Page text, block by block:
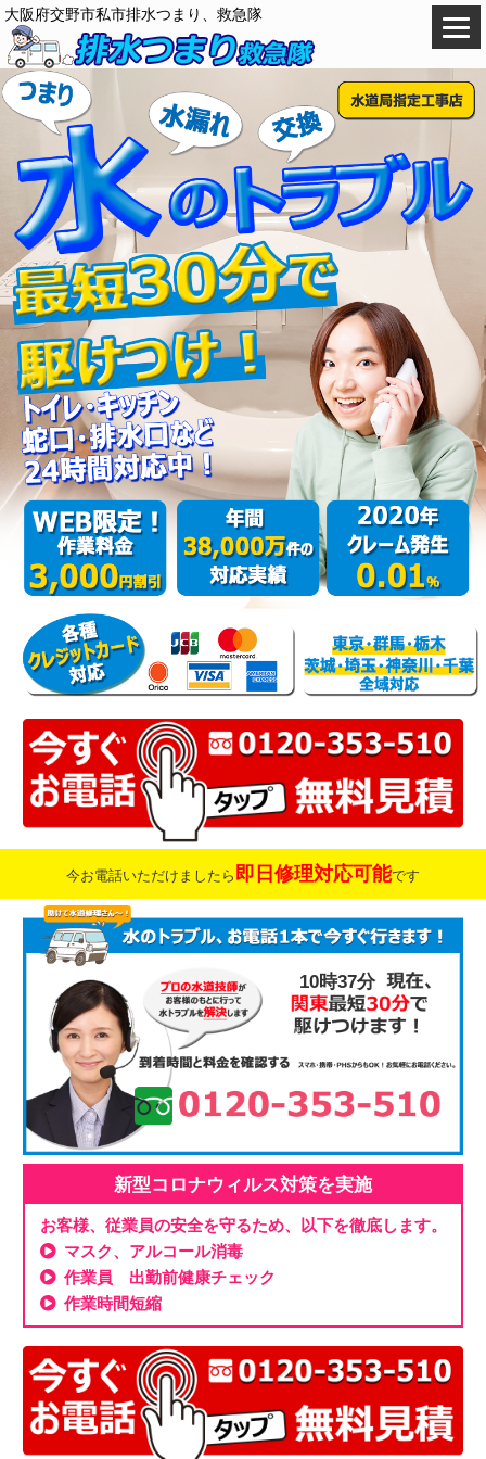
大阪府交野市私市排水つまり、救急隊
今お電話いただけましたら 即日修理対応可能です
10時37分
新型コロナウィルス対策を実施
お客様、従業員の安全を守るため、以下を徹底します。
マスク、アルコール消毒
作業員 出勤前健康チェック
作業時間短縮